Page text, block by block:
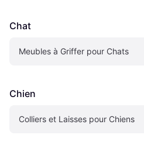
Chat
Meubles à Griffer pour Chats
Chien
Colliers et Laisses pour Chiens